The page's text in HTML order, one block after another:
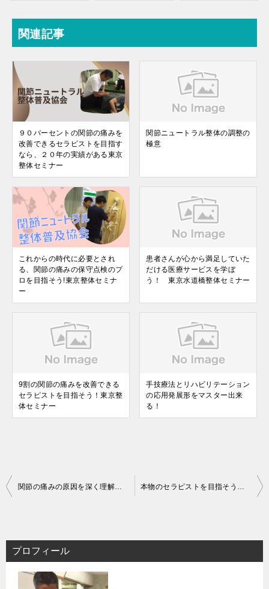
関連記事
９０パーセントの関節の痛みを
改善できるセラピストを目指す
なら、２０年の実績がある東京
整体セミナー
関節ニュートラル整体の調整の
極意
これからの時代に必要とされ
る、関節の痛みの保守点検のプ
ロを目指そう!東京整体セミナ
ー
患者さんが心から満足していた
だける医療サービスを学ぼ
う！ 東京水道橋整体セミナー
9割の関節の痛みを改善できる
セラピストを目指そう！東京整
体セミナー
手技療法とリハビリテーション
の応用発展形をマスター出来
る！
投
ビ
ゲ
プロフィール